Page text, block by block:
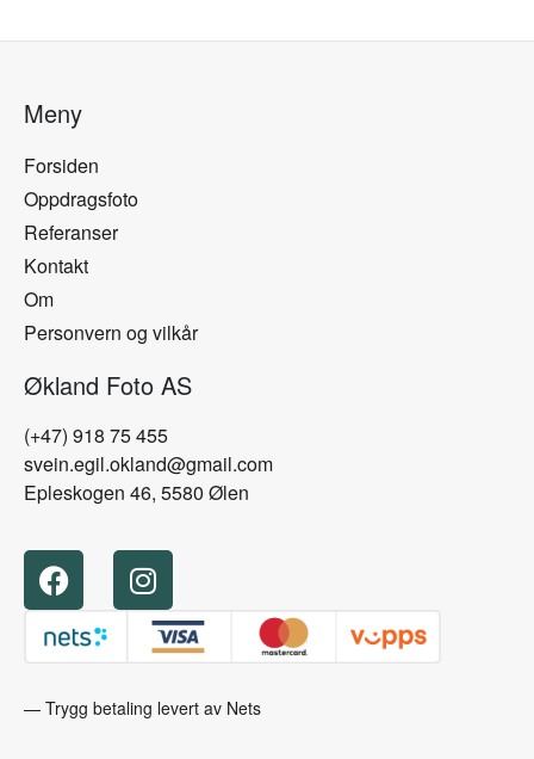
Meny
Forsiden
Oppdragsfoto
Referanser
Kontakt
Om
Personvern og vilkår
Økland Foto AS
(+47) 918 75 455
svein.egil.okland@gmail.com
Epleskogen 46, 5580 Ølen
— Trygg betaling levert av Nets